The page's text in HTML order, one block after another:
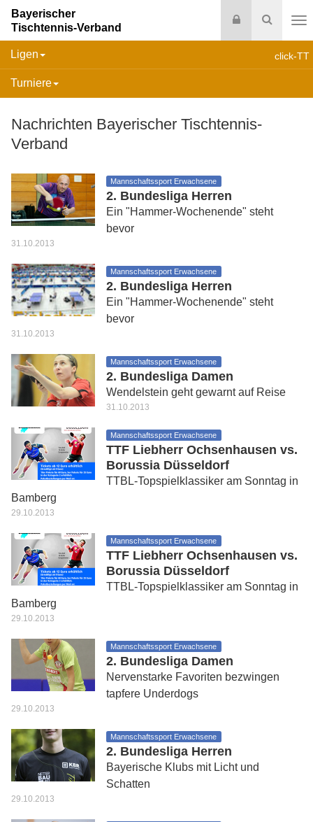
Suche
Login
Bayerischer
Tischtennis-Verband
click-TT
Ligen
Turniere
Nachrichten Bayerischer Tischtennis-
Verband
Mannschaftssport Erwachsene
2. Bundesliga Herren
Ein "Hammer-Wochenende" steht
bevor
31.10.2013
Mannschaftssport Erwachsene
2. Bundesliga Herren
Ein "Hammer-Wochenende" steht
bevor
31.10.2013
Mannschaftssport Erwachsene
2. Bundesliga Damen
Wendelstein geht gewarnt auf Reise
31.10.2013
Mannschaftssport Erwachsene
TTF Liebherr Ochsenhausen vs.
Borussia Düsseldorf
TTBL-Topspielklassiker am Sonntag in
Bamberg
29.10.2013
Mannschaftssport Erwachsene
TTF Liebherr Ochsenhausen vs.
Borussia Düsseldorf
TTBL-Topspielklassiker am Sonntag in
Bamberg
29.10.2013
Mannschaftssport Erwachsene
2. Bundesliga Damen
Nervenstarke Favoriten bezwingen
tapfere Underdogs
29.10.2013
Mannschaftssport Erwachsene
2. Bundesliga Herren
Bayerische Klubs mit Licht und
Schatten
29.10.2013